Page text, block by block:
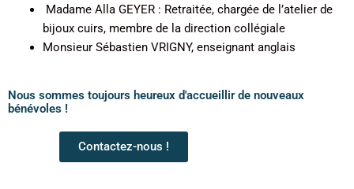
Madame Alla GEYER : Retraitée, chargée de l’atelier de
bijoux cuirs, membre de la direction collégiale
Monsieur Sébastien VRIGNY, enseignant anglais
Nous sommes toujours heureux d'accueillir de nouveaux
bénévoles !
Contactez-nous !